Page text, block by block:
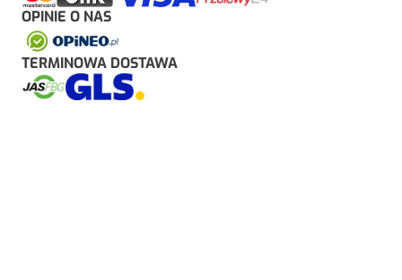
OPINIE O NAS
TERMINOWA DOSTAWA